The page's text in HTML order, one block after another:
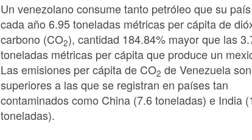
Un venezolano consume tanto petróleo que su
cada año 6.95 toneladas métricas per cápita de
carbono (CO2), cantidad 184.84% mayor que las
toneladas métricas per cápita que produce un
Las emisiones per cápita de CO2 de Venezuela son
superiores a las que se registran en países tan
contaminados como China (7.6 toneladas) e India
toneladas).